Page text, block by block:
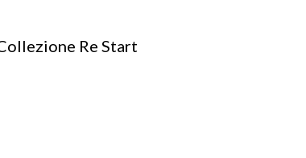
Re Start